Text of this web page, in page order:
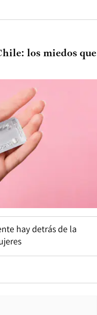
los miedos que
hay detrás de la